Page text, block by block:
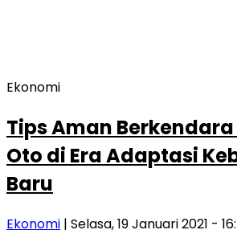
Ekonomi
Tips Aman
Oto di Era Adaptasi
Baru
Ekonomi | Selasa, 19 Januari 2021 -